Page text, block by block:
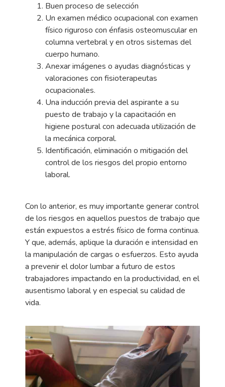
Buen proceso de selección
Un examen médico ocupacional con examen
físico riguroso con énfasis osteomuscular en
columna vertebral y en otros sistemas del
cuerpo humano.
Anexar imágenes o ayudas diagnósticas y
valoraciones con fisioterapeutas
ocupacionales.
Una inducción previa del aspirante a su
puesto de trabajo y la capacitación en
higiene postural con adecuada utilización de
la mecánica corporal.
Identificación, eliminación o mitigación del
control de los riesgos del propio entorno
laboral.
Con lo anterior, es muy importante generar control
de los riesgos en aquellos puestos de trabajo que
están expuestos a estrés físico de forma continua.
Y que, además, aplique la duración e intensidad en
la manipulación de cargas o esfuerzos. Esto ayuda
a prevenir el dolor lumbar a futuro de estos
trabajadores impactando en la productividad, en el
ausentismo laboral y en especial su calidad de
vida.